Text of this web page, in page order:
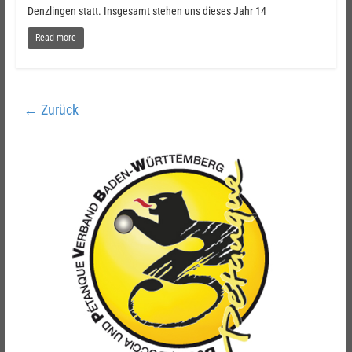
Denzlingen statt. Insgesamt stehen uns dieses Jahr 14
Read more
← Zurück